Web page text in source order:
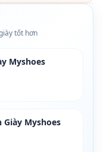
tốt hơn
Myshoes
Giày Myshoes